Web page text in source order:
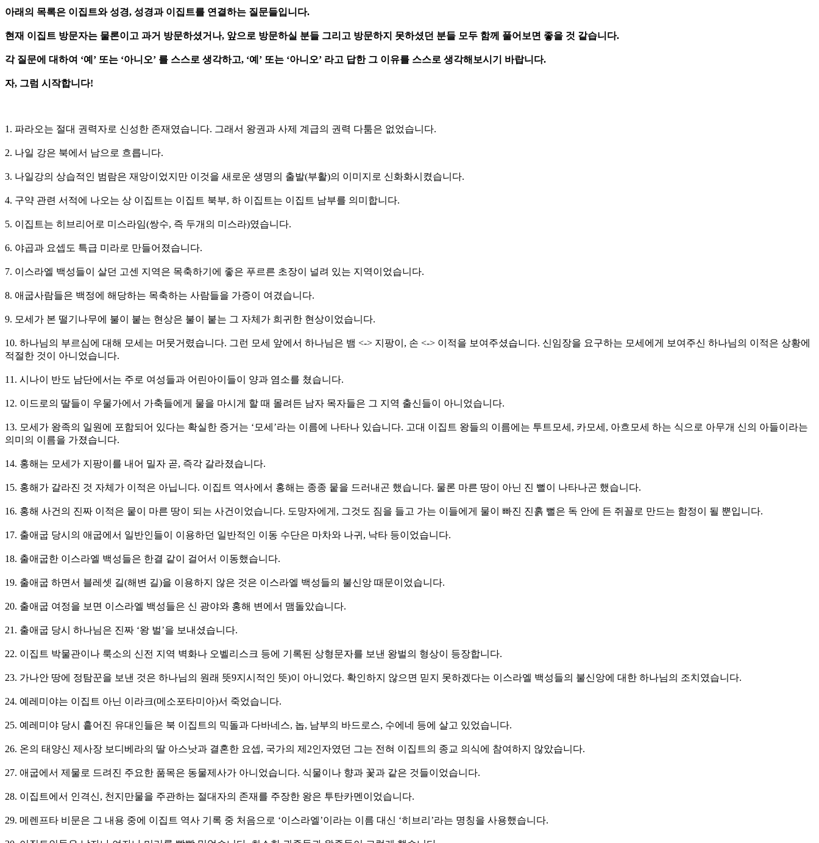
아래의 목록은 이집트와 성경, 성경과 이집트를 연결하는 질문들입니다.
현재 이집트 방문자는 물론이고 과거 방문하셨거나, 앞으로 방문하실 분들 그리고 방문하지 못하셨던 분들 모두 함께 풀어보면 좋을 것 같습니다.
각 질문에 대하여 ‘예’ 또는 ‘아니오’ 를 스스로 생각하고, ‘예’ 또는 ‘아니오’ 라고 답한 그 이유를 스스로 생각해보시기 바랍니다.
자, 그럼 시작합니다!
1. 파라오는 절대 권력자로 신성한 존재였습니다. 그래서 왕권과 사제 계급의 권력 다툼은 없었습니다.
2. 나일 강은 북에서 남으로 흐릅니다.
3. 나일강의 상습적인 범람은 재앙이었지만 이것을 새로운 생명의 출발(부활)의 이미지로 신화화시켰습니다.
4. 구약 관련 서적에 나오는 상 이집트는 이집트 북부, 하 이집트는 이집트 남부를 의미합니다.
5. 이집트는 히브리어로 미스라임(쌍수, 즉 두개의 미스라)였습니다.
6. 야곱과 요셉도 특급 미라로 만들어졌습니다.
7. 이스라엘 백성들이 살던 고센 지역은 목축하기에 좋은 푸르른 초장이 널려 있는 지역이었습니다.
8. 애굽사람들은 백정에 해당하는 목축하는 사람들을 가증이 여겼습니다.
9. 모세가 본 떨기나무에 불이 붙는 현상은 불이 붙는 그 자체가 희귀한 현상이었습니다.
10. 하나님의 부르심에 대해 모세는 머뭇거렸습니다. 그런 모세 앞에서 하나님은 뱀 <-> 지팡이, 손 <-> 이적을 보여주셨습니다. 신임장을 요구하는 모세에게 보여주신 하나님의 이적은 상황에
적절한 것이 아니었습니다.
11. 시나이 반도 남단에서는 주로 여성들과 어린아이들이 양과 염소를 쳤습니다.
12. 이드로의 딸들이 우물가에서 가축들에게 물을 마시게 할 때 몰려든 남자 목자들은 그 지역 출신들이 아니었습니다.
13. 모세가 왕족의 일원에 포함되어 있다는 확실한 증거는 ‘모세’라는 이름에 나타나 있습니다. 고대 이집트 왕들의 이름에는 투트모세, 카모세, 아흐모세 하는 식으로 아무개 신의 아들이라는
의미의 이름을 가졌습니다.
14. 홍해는 모세가 지팡이를 내어 밀자 곧, 즉각 갈라졌습니다.
15. 홍해가 갈라진 것 자체가 이적은 아닙니다. 이집트 역사에서 홍해는 종종 뭍을 드러내곤 했습니다. 물론 마른 땅이 아닌 진 뻘이 나타나곤 했습니다.
16. 홍해 사건의 진짜 이적은 뭍이 마른 땅이 되는 사건이었습니다. 도망자에게, 그것도 짐을 들고 가는 이들에게 물이 빠진 진홁 뻘은 독 안에 든 쥐꼴로 만드는 함정이 될 뿐입니다.
17. 출애굽 당시의 애굽에서 일반인들이 이용하던 일반적인 이동 수단은 마차와 나귀, 낙타 등이었습니다.
18. 출애굽한 이스라엘 백성들은 한결 같이 걸어서 이동했습니다.
19. 출애굽 하면서 블레셋 길(해변 길)을 이용하지 않은 것은 이스라엘 백성들의 불신앙 때문이었습니다.
20. 출애굽 여정을 보면 이스라엘 백성들은 신 광야와 홍해 변에서 맴돌았습니다.
21. 출애굽 당시 하나님은 진짜 ‘왕 벌’을 보내셨습니다.
22. 이집트 박물관이나 룩소의 신전 지역 벽화나 오벨리스크 등에 기록된 상형문자를 보낸 왕벌의 형상이 등장합니다.
23. 가나안 땅에 정탐꾼을 보낸 것은 하나님의 원래 뜻9지시적인 뜻)이 아니었다. 확인하지 않으면 믿지 못하겠다는 이스라엘 백성들의 불신앙에 대한 하나님의 조치였습니다.
24. 예레미야는 이집트 아닌 이라크(메소포타미아)서 죽었습니다.
25. 예레미야 당시 흩어진 유대인들은 북 이집트의 믹돌과 다바네스, 놉, 남부의 바드로스, 수에네 등에 살고 있었습니다.
26. 온의 태양신 제사장 보디베라의 딸 아스낫과 결혼한 요셉, 국가의 제2인자였던 그는 전혀 이집트의 종교 의식에 참여하지 않았습니다.
27. 애굽에서 제물로 드려진 주요한 품목은 동물제사가 아니었습니다. 식물이나 향과 꽃과 같은 것들이었습니다.
28. 이집트에서 인격신, 천지만물을 주관하는 절대자의 존재를 주장한 왕은 투탄카멘이었습니다.
29. 메렌프타 비문은 그 내용 중에 이집트 역사 기록 중 처음으로 ‘이스라엘’이라는 이름 대신 ‘히브리’라는 명칭을 사용했습니다.